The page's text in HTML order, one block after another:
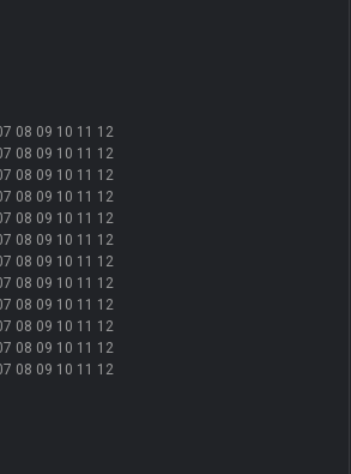
08 09 10 11 12
08 09 10 11 12
08 09 10 11 12
08 09 10 11 12
08 09 10 11 12
08 09 10 11 12
08 09 10 11 12
08 09 10 11 12
08 09 10 11 12
08 09 10 11 12
08 09 10 11 12
08 09 10 11 12